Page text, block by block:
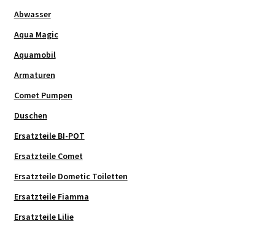
Abwasser
Aqua Magic
Aquamobil
Armaturen
Comet Pumpen
Duschen
Ersatzteile BI-POT
Ersatzteile Comet
Ersatzteile Dometic Toiletten
Ersatzteile Fiamma
Ersatzteile Lilie